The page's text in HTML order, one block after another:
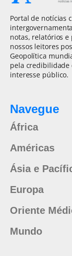
Portal de notícias
notas, relatórios
nossos leitores
Geopolítica
pela credibilidade
interesse público.
Navegue
África
Américas
Ásia e
Europa
Oriente
Mundo